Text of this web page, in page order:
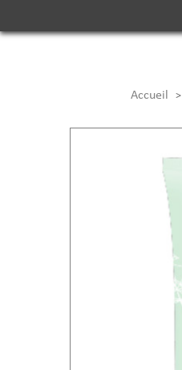
Accueil >